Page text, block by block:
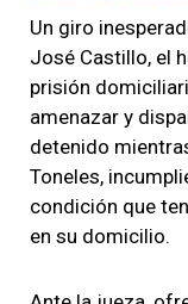
Un giro
José Castillo, el
prisión
amenazar y
detenido
Toneles,
condición que
en su domicilio.